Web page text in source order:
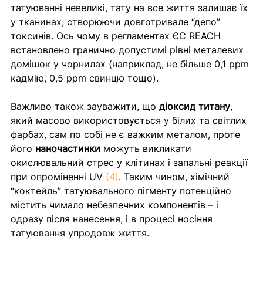
татуюванні невеликі, тату на все життя залишає їх
у тканинах, створюючи довготривале “депо”
токсинів. Ось чому в регламентах ЄС REACH
встановлено гранично допустимі рівні металевих
домішок у чорнилах (наприклад, не більше 0,1 ppm
кадмію, 0,5 ppm свинцю тощо).
Важливо також зауважити, що діоксид титану,
який масово використовується у білих та світлих
фарбах, сам по собі не є важким металом, проте
його наночастинки можуть викликати
окислювальний стрес у клітинах і запальні реакції
при опроміненні UV (4). Таким чином, хімічний
“коктейль” татуювального пігменту потенційно
містить чимало небезпечних компонентів – і
одразу після нанесення, і в процесі носіння
татуювання упродовж життя.